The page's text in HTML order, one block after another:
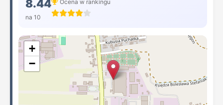
8.44
na 10
Ocena w rankingu
+
−